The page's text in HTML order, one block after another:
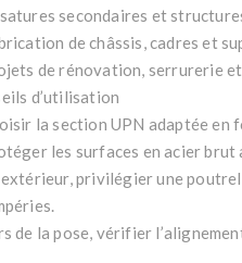
secondaires et
de châssis, cadres et
de rénovation, serrurerie
d’utilisation
la section UPN adaptée en
les surfaces en acier
extérieur, privilégier une
de la pose, vérifier